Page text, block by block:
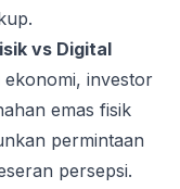
vs Digital
ekonomi, investor
emas fisik
permintaan
persepsi.